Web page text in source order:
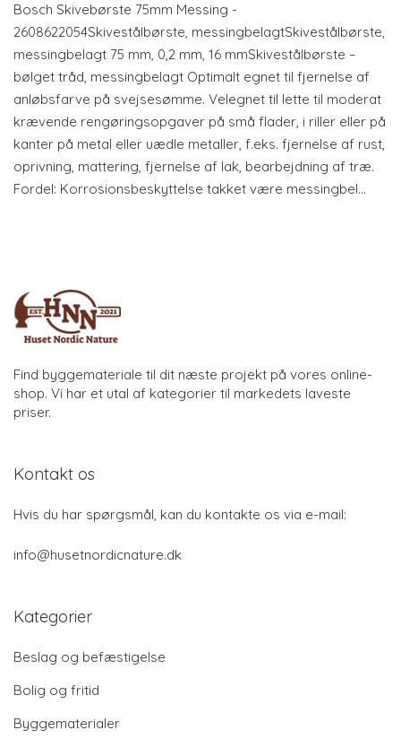
Bosch Skivebørste 75mm Messing -
2608622054Skivestålbørste, messingbelagtSkivestålbørste,
messingbelagt 75 mm, 0,2 mm, 16 mmSkivestålbørste –
bølget tråd, messingbelagt Optimalt egnet til fjernelse af
anløbsfarve på svejsesømme. Velegnet til lette til moderat
krævende rengøringsopgaver på små flader, i riller eller på
kanter på metal eller uædle metaller, f.eks. fjernelse af rust,
oprivning, mattering, fjernelse af lak, bearbejdning af træ.
Fordel: Korrosionsbeskyttelse takket være messingbel…
Find byggemateriale til dit næste projekt på vores online-
shop. Vi har et utal af kategorier til markedets laveste
priser.
Kontakt os
Hvis du har spørgsmål, kan du kontakte os via e-mail:
info@husetnordicnature.dk
Kategorier
Beslag og befæstigelse
Bolig og fritid
Byggematerialer